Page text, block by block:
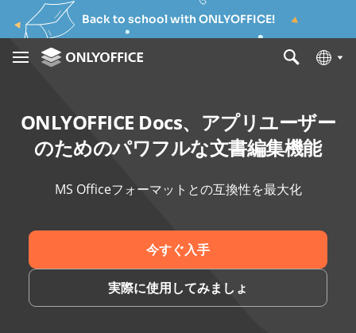
Back to school with ONLYOFFICE!
ONLYOFFICE Docs、アプリユーザー
のためのパワフルな文書編集機能
MS Officeフォーマットとの互換性を最大化
今すぐ入手
実際に使用してみましょ